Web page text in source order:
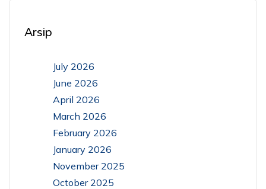
Arsip
July 2026
June 2026
April 2026
March 2026
February 2026
January 2026
November 2025
October 2025